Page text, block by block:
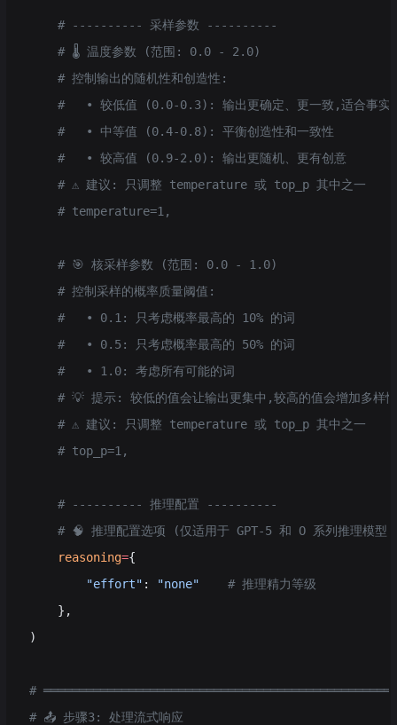
    # ---------- 采样参数 ----------
    # 🌡️ 温度参数 (范围: 0.0 - 2.0)
    # 控制输出的随机性和创造性:
#   • 较低值 (0.0-0.3): 输出更确定、更一致,适合事实
    #   • 中等值 (0.4-0.8): 平衡创造性和一致性
    #   • 较高值 (0.9-2.0): 输出更随机、更有创意
    # ⚠️ 建议: 只调整 temperature 或 top_p 其中之一
    # temperature=1,
    # 🎯 核采样参数 (范围: 0.0 - 1.0)
    # 控制采样的概率质量阈值:
    #   • 0.1: 只考虑概率最高的 10% 的词
    #   • 0.5: 只考虑概率最高的 50% 的词
    #   • 1.0: 考虑所有可能的词
    # 💡 提示: 较低的值会让输出更集中,较高的值会增加多样性
    # ⚠️ 建议: 只调整 temperature 或 top_p 其中之一
    # top_p=1,
    # ---------- 推理配置 ----------
    # 🧠 推理配置选项 (仅适用于 GPT-5 和 O 系列推理模型)
    reasoning
={
        "effort"
: "none"
    # 推理精力等级
    },
)
#
# 📤 步骤3: 处理流式响应